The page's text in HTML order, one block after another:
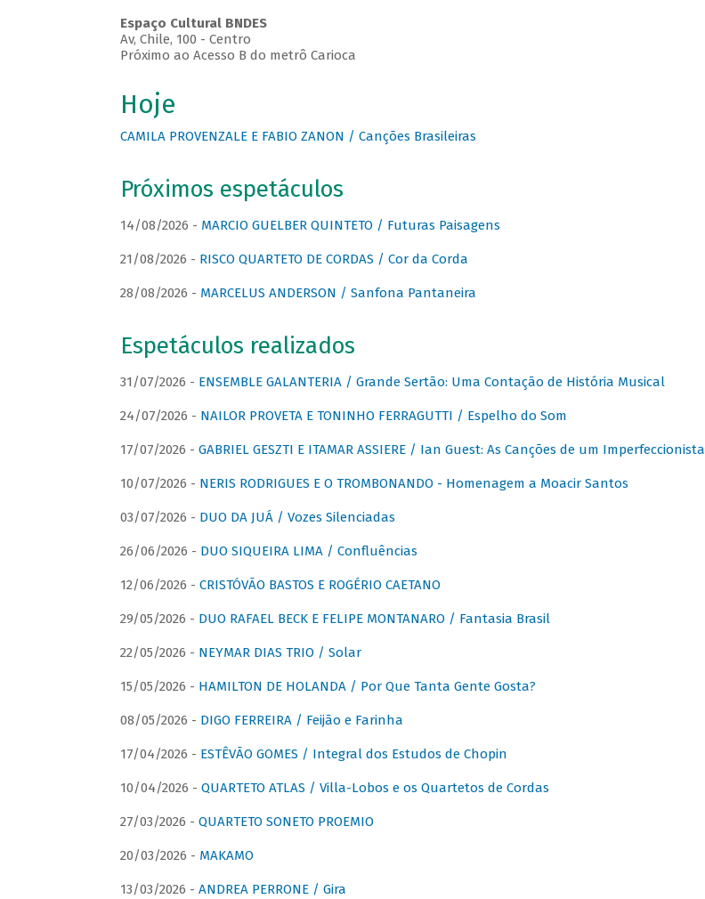
Espaço Cultural BNDES
Av, Chile, 100 - Centro
Próximo ao Acesso B do metrô Carioca
Hoje
CAMILA PROVENZALE E FABIO ZANON / Canções Brasileiras
Próximos espetáculos
14/08/2026 - MARCIO GUELBER QUINTETO / Futuras Paisagens
21/08/2026 - RISCO QUARTETO DE CORDAS / Cor da Corda
28/08/2026 - MARCELUS ANDERSON / Sanfona Pantaneira
Espetáculos realizados
31/07/2026 - ENSEMBLE GALANTERIA / Grande Sertão: Uma Contação de História Musical
24/07/2026 - NAILOR PROVETA E TONINHO FERRAGUTTI / Espelho do Som
17/07/2026 - GABRIEL GESZTI E ITAMAR ASSIERE / Ian Guest: As Canções de um Imperfeccionista
10/07/2026 - NERIS RODRIGUES E O TROMBONANDO - Homenagem a Moacir Santos
03/07/2026 - DUO DA JUÁ / Vozes Silenciadas
26/06/2026 - DUO SIQUEIRA LIMA / Confluências
12/06/2026 - CRISTÓVÃO BASTOS E ROGÉRIO CAETANO
29/05/2026 - DUO RAFAEL BECK E FELIPE MONTANARO / Fantasia Brasil
22/05/2026 - NEYMAR DIAS TRIO / Solar
15/05/2026 - HAMILTON DE HOLANDA / Por Que Tanta Gente Gosta?
08/05/2026 - DIGO FERREIRA / Feijão e Farinha
17/04/2026 - ESTÊVÃO GOMES / Integral dos Estudos de Chopin
10/04/2026 - QUARTETO ATLAS / Villa-Lobos e os Quartetos de Cordas
27/03/2026 - QUARTETO SONETO PROEMIO
20/03/2026 - MAKAMO
13/03/2026 - ANDREA PERRONE / Gira